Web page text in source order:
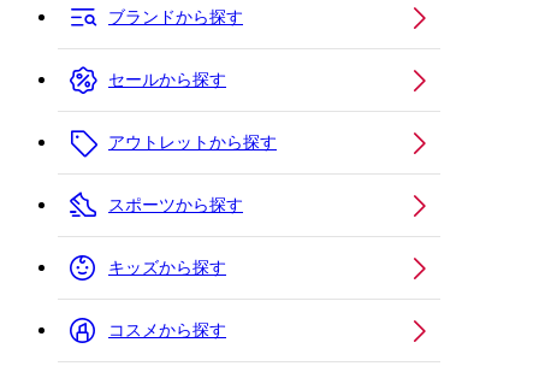
ブランドから探す
セールから探す
アウトレットから探す
スポーツから探す
キッズから探す
コスメから探す